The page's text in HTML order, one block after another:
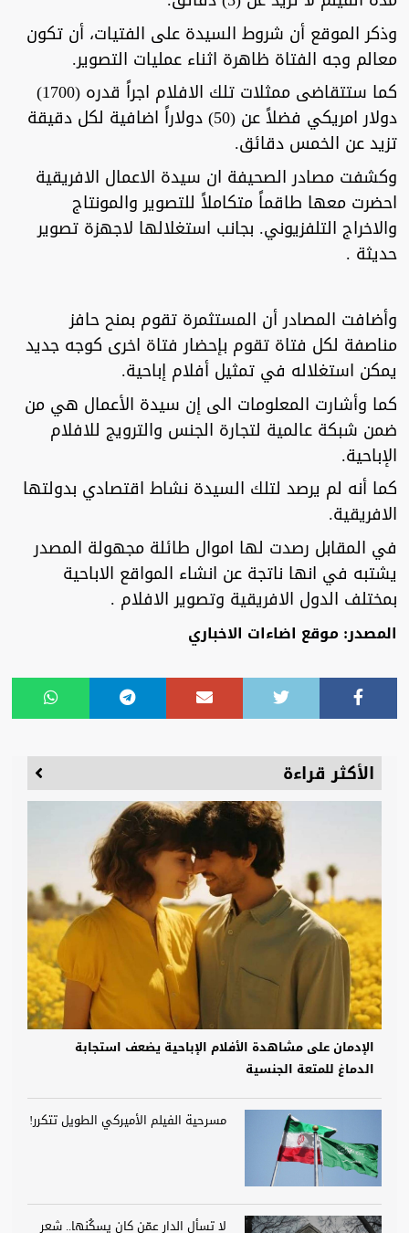
وذكر الموقع أن شروط السيدة على الفتيات، أن تكون
معالم وجه الفتاة ظاهرة اثناء عمليات التصوير.
كما ستتقاضى ممثلات تلك الافلام اجراً قدره (1700)
دولار امريكي فضلاً عن (50) دولاراً اضافية لكل دقيقة
تزيد عن الخمس دقائق.
وكشفت مصادر الصحيفة ان سيدة الاعمال الافريقية
احضرت معها طاقماً متكاملاً للتصوير والمونتاج
والاخراج التلفزيوني. بجانب استغلالها لاجهزة تصوير
حديثة .
وأضافت المصادر أن المستثمرة تقوم بمنح حافز
مناصفة لكل فتاة تقوم بإحضار فتاة اخرى كوجه جديد
يمكن استغلاله في تمثيل أفلام إباحية.
كما وأشارت المعلومات الى إن سيدة الأعمال هي من
ضمن شبكة عالمية لتجارة الجنس والترويج للافلام
الإباحية.
كما أنه لم يرصد لتلك السيدة نشاط اقتصادي بدولتها
الافريقية.
في المقابل رصدت لها اموال طائلة مجهولة المصدر
يشتبه في انها ناتجة عن انشاء المواقع الاباحية
بمختلف الدول الافريقية وتصوير الافلام .
المصدر: موقع اضاءات الاخباري
الأكثر قراءة
الإدمان على مشاهدة الأفلام الإباحية يضعف استجابة
الدماغ للمتعة الجنسية
مسرحية الفيلم الأميركي الطويل تتكرر!
لا تسأل الدار عمّن كان يسكُنها.. شعر